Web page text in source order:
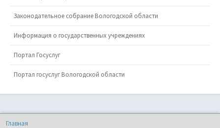
Законодательное собрание Вологодской области
Информация о государственных учреждениях
Портал Госуслуг
Портал госуслуг Вологодской области
Главная